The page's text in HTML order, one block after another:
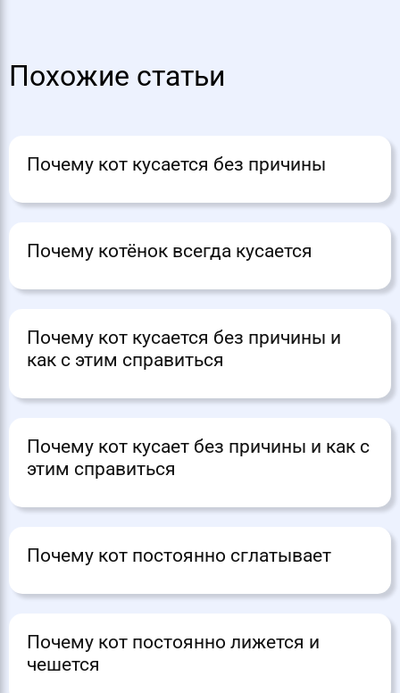
Похожие статьи
Почему кот кусается без причины
Почему котёнок всегда кусается
Почему кот кусается без причины и
как с этим справиться
Почему кот кусает без причины и как с
этим справиться
Почему кот постоянно сглатывает
Почему кот постоянно лижется и
чешется